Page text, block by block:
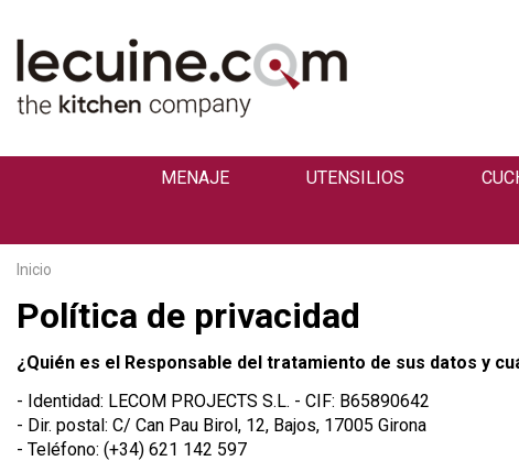
MENAJE UTENSILIOS
Inicio
Política de privacidad
¿Quién es el Responsable del tratamiento de sus datos y
- Identidad: LECOM PROJECTS S.L. - CIF: B65890642
- Dir. postal: C/ Can Pau Birol, 12, Bajos, 17005 Girona
- Teléfono: (+34) 621 142 597